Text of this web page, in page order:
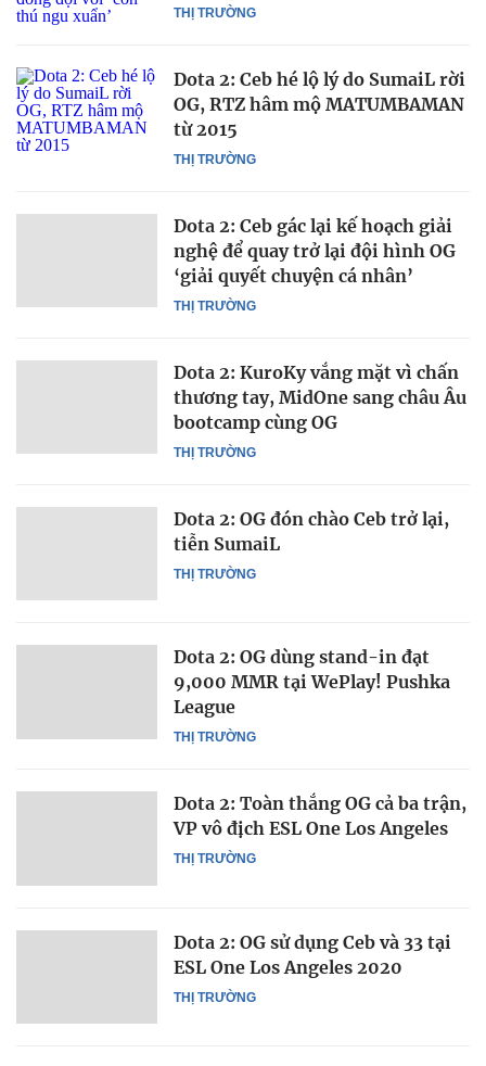
THỊ TRƯỜNG
THỊ TRƯỜNG
Dota 2: Ceb hé lộ lý do SumaiL rời
OG, RTZ hâm mộ MATUMBAMAN
từ 2015
THỊ TRƯỜNG
Dota 2: Ceb gác lại kế hoạch giải
nghệ để quay trở lại đội hình OG
‘giải quyết chuyện cá nhân’
THỊ TRƯỜNG
Dota 2: KuroKy vắng mặt vì chấn
thương tay, MidOne sang châu Âu
bootcamp cùng OG
THỊ TRƯỜNG
Dota 2: OG đón chào Ceb trở lại,
tiễn SumaiL
THỊ TRƯỜNG
Dota 2: OG dùng stand-in đạt
9,000 MMR tại WePlay! Pushka
League
THỊ TRƯỜNG
Dota 2: Toàn thắng OG cả ba trận,
VP vô địch ESL One Los Angeles
THỊ TRƯỜNG
Dota 2: OG sử dụng Ceb và 33 tại
ESL One Los Angeles 2020